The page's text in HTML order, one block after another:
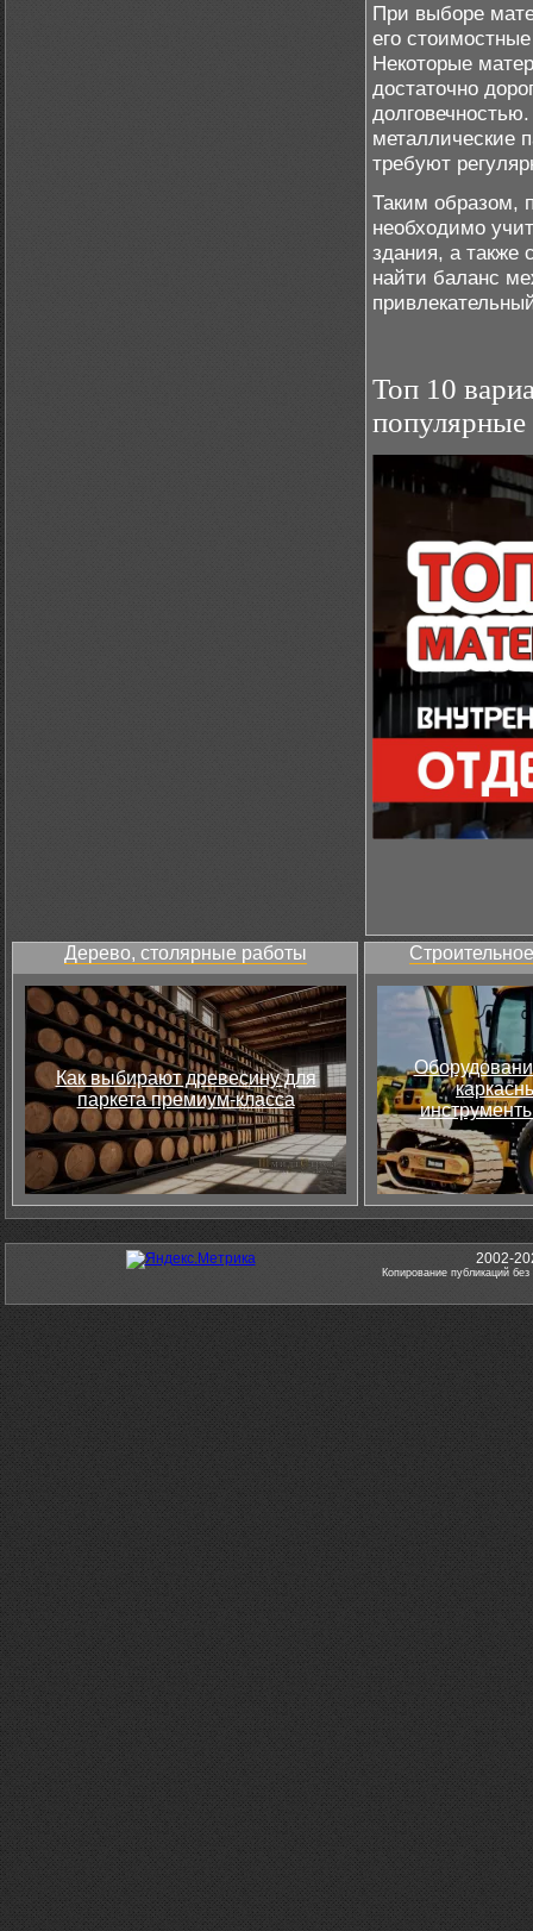
При выборе
его
Некоторые
достаточно
металлические
требуют
Таким образом,
необходимо
здания, а также
найти баланс
Топ 10
Дерево, столярные работы
Как выбирают древесину для
паркета премиум-класса
2002-
Копирование публикаций